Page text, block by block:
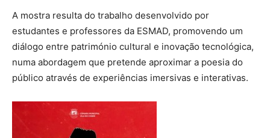
A mostra resulta do trabalho desenvolvido por
estudantes e professores da ESMAD, promovendo um
diálogo entre património cultural e inovação tecnológica,
numa abordagem que pretende aproximar a poesia do
público através de experiências imersivas e interativas.